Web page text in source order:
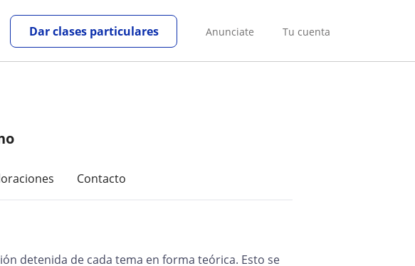
Anunciate Tu cuenta
Dar clases particulares
Contacto
detenida de cada tema en forma teórica. Esto se